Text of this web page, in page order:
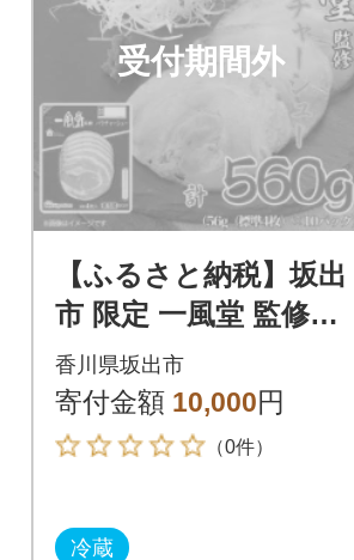
受付期間外
【ふるさと納税】坂出
市 限定 一風堂 監修
バラ チャーシュー 56
g x 10パック 約560g
香川県坂出市
寄付金額 10,000円
（0件）
冷蔵